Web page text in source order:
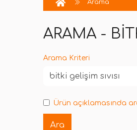
Arama
ARAMA -
Arama Kriteri
Ürün açıklamasında